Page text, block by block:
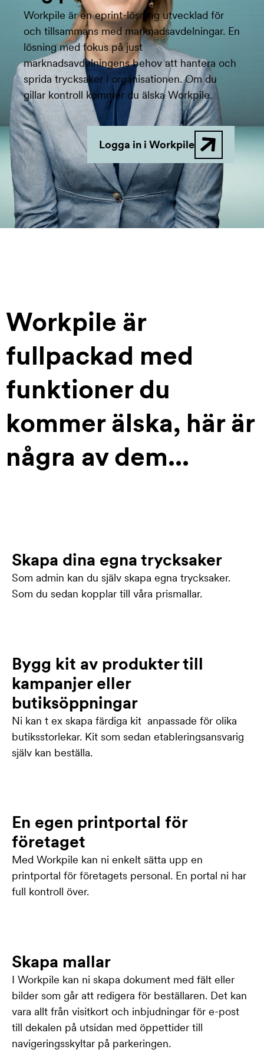
Workpile är en eprint-lösning utvecklad för
och tillsammans med marknadsavdelningar. En
lösning med fokus på just
marknadsavdelningens behov att hantera och
sprida trycksaker i organisationen. Om du
gillar kontroll kommer du älska Workpile.
Logga in i Workpile
Workpile är
fullpackad med
funktioner du
kommer älska, här är
några av dem...
Skapa dina egna trycksaker
Som admin kan du själv skapa egna trycksaker.
Som du sedan kopplar till våra prismallar.
Bygg kit av produkter till
kampanjer eller
butiksöppningar
Ni kan t ex skapa färdiga kit anpassade för olika
butiksstorlekar. Kit som sedan etableringsansvarig
själv kan beställa.
En egen printportal för
företaget
Med Workpile kan ni enkelt sätta upp en
printportal för företagets personal. En portal ni har
full kontroll över.
Skapa mallar
I Workpile kan ni skapa dokument med fält eller
bilder som går att redigera för beställaren. Det kan
vara allt från visitkort och inbjudningar för e-post
till dekalen på utsidan med öppettider till
navigeringsskyltar på parkeringen.